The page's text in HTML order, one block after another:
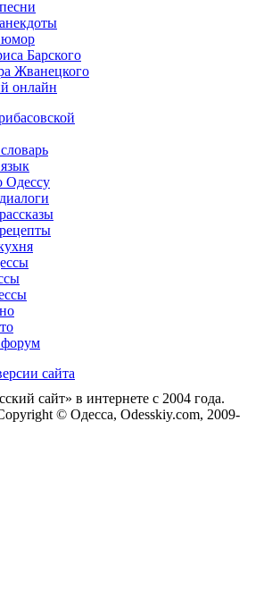
юмор
Барского
Жванецкого
онлайн
Одессу
сайта
сайт» в интернете с 2004 года.
© Одесса, Odesskiy.com, 2009-